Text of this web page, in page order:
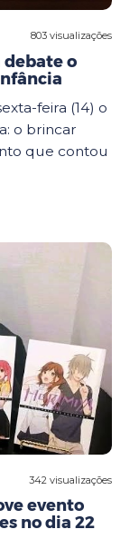
803 visualizações
debate o
feira (14) o
o brincar
que contou
342 visualizações
evento
no dia 22